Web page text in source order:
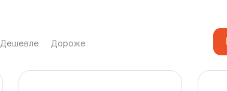
Дешевле Дороже